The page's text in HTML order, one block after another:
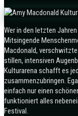
Wer in den letzten
Mitsingende
Macdonald,
stillen, intensiven
Kulturarena schafft es
zusammenzubringen.
einfach nur einen
funktioniert alles
Festival.